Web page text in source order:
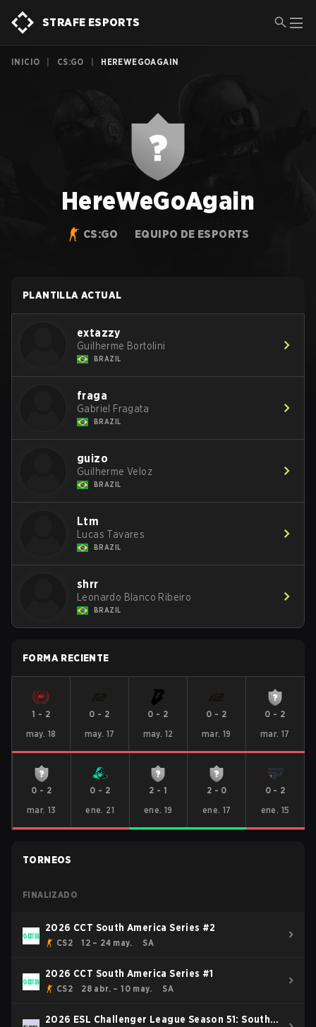
STRAFE ESPORTS
INICIO CS:GO HEREWEGOAGAIN
HereWeGoAgain
CS:GO EQUIPO DE ESPORTS
PLANTILLA ACTUAL
extazzy
Guilherme Bortolini
BRAZIL
fraga
Gabriel Fragata
BRAZIL
guizo
Guilherme Veloz
BRAZIL
Ltm
Lucas Tavares
BRAZIL
shrr
Leonardo Blanco Ribeiro
BRAZIL
FORMA RECIENTE
1 - 2
may. 18
0 - 2
may. 17
0 - 2
may. 12
0 - 2
mar. 19
0 - 2
mar. 17
0 - 2
mar. 13
0 - 2
ene. 21
2 -1
ene. 19
2 - 0
ene. 17
0- 2
ene. 15
TORNEOS
FINALIZADO
2026 CCT South America Series #2
CS2 12 – 24 may. SA
2026 CCT South America Series #1
CS2 28 abr. – 10 may. SA
2026 ESL Challenger League Season 51: South